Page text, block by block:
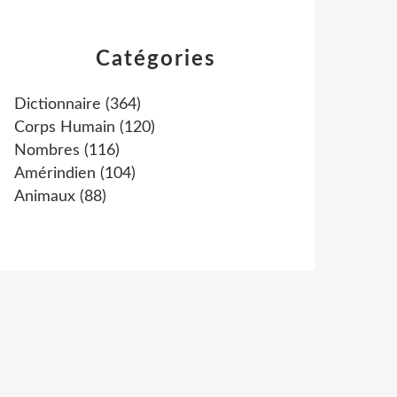
Catégories
Dictionnaire (364)
Corps Humain (120)
Nombres (116)
Amérindien (104)
Animaux (88)